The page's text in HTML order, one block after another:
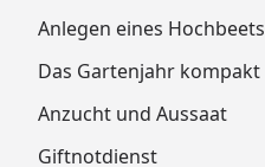
Anlegen eines Hochbeets
Das Gartenjahr kompakt
Anzucht und Aussaat
Giftnotdienst